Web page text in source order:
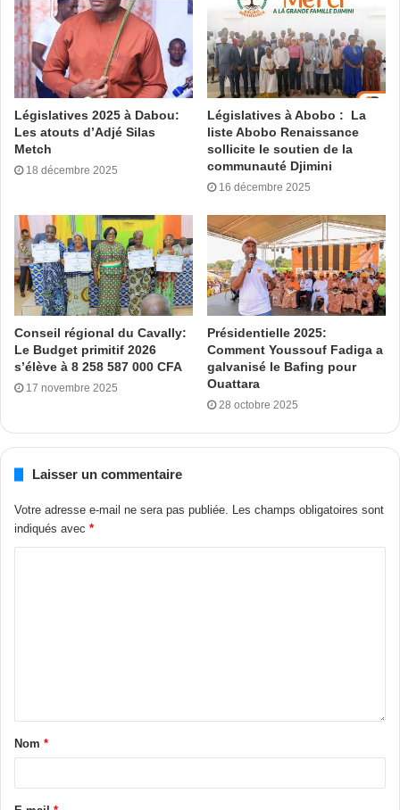
Législatives 2025 à Dabou:
Les atouts d’Adjé Silas
Metch
18 décembre 2025
Législatives à Abobo : La
liste Abobo Renaissance
sollicite le soutien de la
communauté Djimini
16 décembre 2025
Conseil régional du Cavally:
Le Budget primitif 2026
s’élève à 8 258 587 000 CFA
17 novembre 2025
Présidentielle 2025:
Comment Youssouf Fadiga a
galvanisé le Bafing pour
Ouattara
28 octobre 2025
Laisser un commentaire
Votre adresse e-mail ne sera pas publiée. Les champs obligatoires sont
indiqués avec *
Nom *